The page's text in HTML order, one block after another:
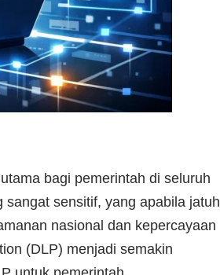
bagi pemerintah di seluruh
sensitif, yang apabila jatuh
nasional dan kepercayaan
(DLP) menjadi semakin